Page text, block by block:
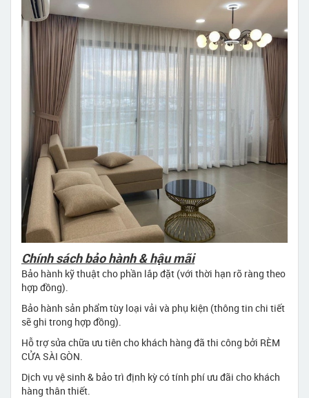
Chính sách bảo hành & hậu mãi
Bảo hành kỹ thuật cho phần lắp đặt (với thời hạn rõ ràng theo
hợp đồng).
Bảo hành sản phẩm tùy loại vải và phụ kiện (thông tin chi tiết
sẽ ghi trong hợp đồng).
Hỗ trợ sửa chữa ưu tiên cho khách hàng đã thi công bởi RÈM
CỬA SÀI GÒN.
Dịch vụ vệ sinh & bảo trì định kỳ có tính phí ưu đãi cho khách
hàng thân thiết.